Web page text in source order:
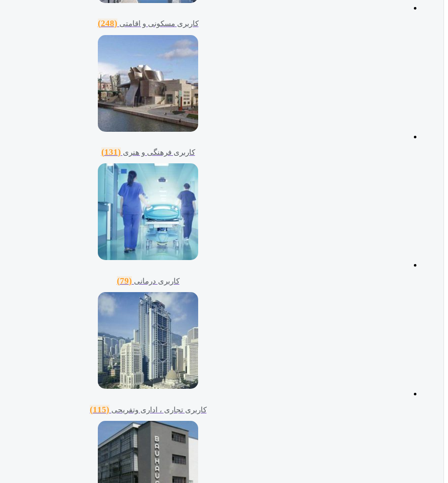
کاربری مسکونی و اقامتی (248)
کاربری فرهنگی و هنری (131)
کاربری درمانی (79)
کاربری تجاری ، اداری وتفریحی (115)